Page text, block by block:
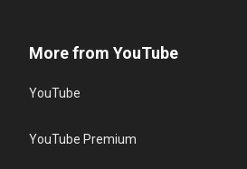
More from YouTube
YouTube
YouTube Premium